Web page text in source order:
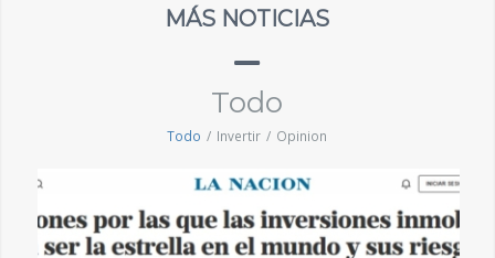
MÁS NOTICIAS
Todo
Todo / Invertir / Opinion